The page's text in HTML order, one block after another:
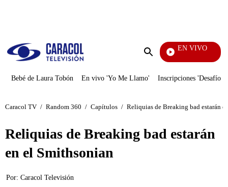
Enviar
EN VIVO
Bebé de Laura Tobón En vivo 'Yo Me Llamo' Inscripciones 'Desafío'
Caracol TV / Random 360 / Capítulos / Reliquias de Breaking bad estarán
Reliquias de Breaking bad estarán
en el Smithsonian
Por: Caracol Televisión